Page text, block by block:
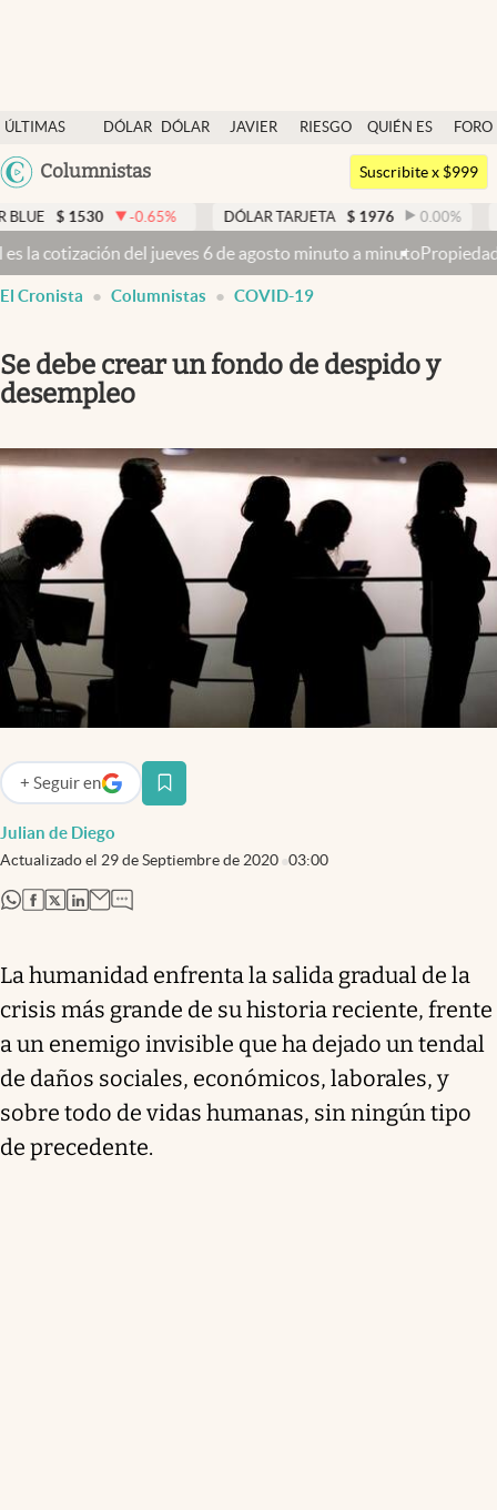
ÚLTIMAS
NOTICIAS
DÓLAR
DÓLAR
JAVIER
RIESGO
QUIÉN ES
QUIÉN
FORO
Argentina
México
USA
Columnistas
Dólar
Members
Economía y Política
Finanzas y Mercados
Mercados Online
Columnistas
Apertura
Infotechnology
Clase
Clima
Mundial 2026
Eventos Corporativos
El Cronista Studio
Mediakit
abre en nueva pestaña
Suscribite x $999
$ 1530 -0.65 % DÓLAR TARJETA $ 1976 0.00 %
del jueves 6 de agosto minuto a minutoPropiedad privada: con
El Cronista Columnistas COVID-19
Se debe crear un fondo de despido y
desempleo
Julian de Diego
Actualizado el 29 de Septiembre de 2020 03:00
+ Seguir en
abre en nueva pestaña
abre en nueva pestaña
abre en nueva pestaña
abre en nueva pestaña
abre en nueva pestaña
La humanidad enfrenta la salida gradual de la
crisis más grande de su historia reciente, frente
a un enemigo invisible que ha dejado un tendal
de daños sociales, económicos, laborales, y
sobre todo de vidas humanas, sin ningún tipo
de precedente.